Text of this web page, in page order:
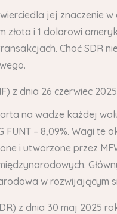
jej znaczenie
i 1 dolarowi
Choć SDR
z dnia 26 czerwiec
na wadze każdej
FUNT – 8,09%.
i utworzone przez
w rozwijającym
z dnia 30 maj 2025